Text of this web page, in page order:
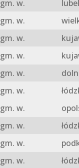
gm. w.
gm. w.
gm. w.
gm. w.
gm. w.
gm. w.
gm. w.
gm. w.
gm. w.
gm. w.